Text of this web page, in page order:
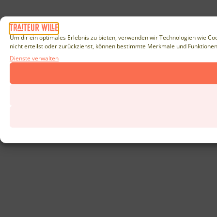
Um dir ein optimales Erlebnis zu bieten, verwenden wir Technologien wie
nicht erteilst oder zurückziehst, können bestimmte Merkmale und
Dienste verwalten